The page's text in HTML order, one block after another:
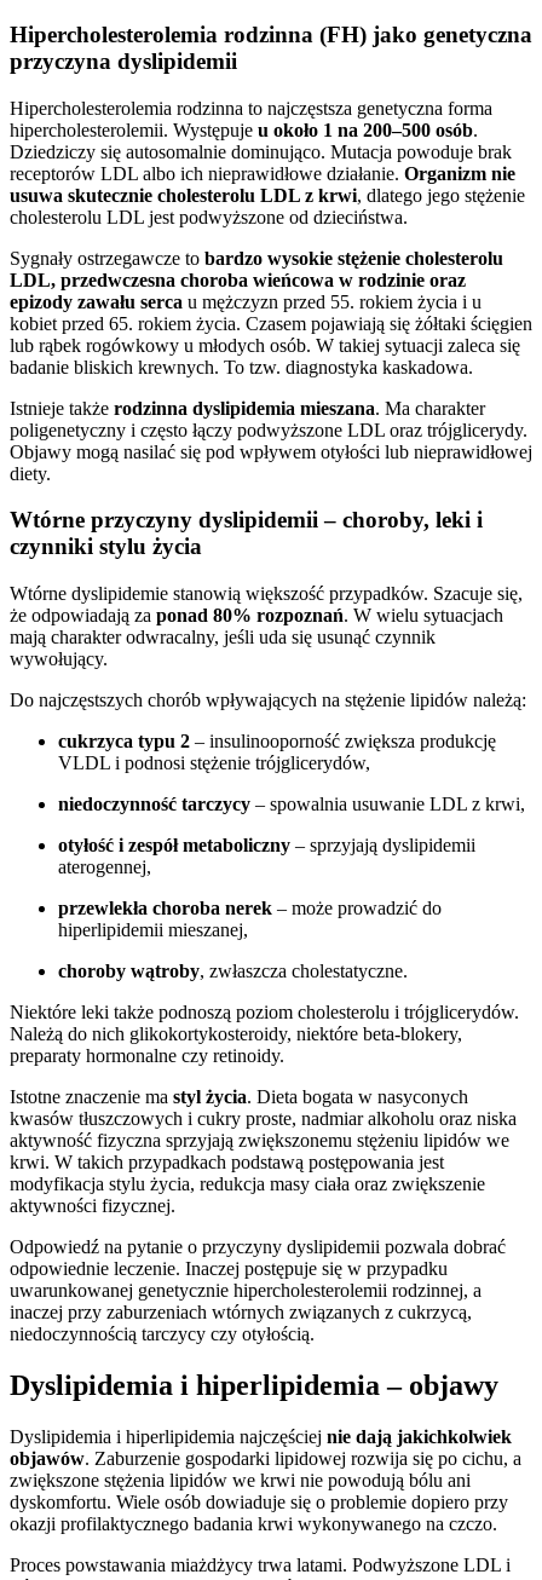
Hipercholesterolemia rodzinna (FH) jako genetyczna
przyczyna dyslipidemii
Hipercholesterolemia rodzinna to najczęstsza genetyczna forma
hipercholesterolemii. Występuje u około 1 na 200–500 osób.
Dziedziczy się autosomalnie dominująco. Mutacja powoduje brak
receptorów LDL albo ich nieprawidłowe działanie. Organizm nie
usuwa skutecznie cholesterolu LDL z krwi, dlatego jego stężenie
cholesterolu LDL jest podwyższone od dzieciństwa.
Sygnały ostrzegawcze to bardzo wysokie stężenie cholesterolu
LDL, przedwczesna choroba wieńcowa w rodzinie oraz
epizody zawału serca u mężczyzn przed 55. rokiem życia i u
kobiet przed 65. rokiem życia. Czasem pojawiają się żółtaki ścięgien
lub rąbek rogówkowy u młodych osób. W takiej sytuacji zaleca się
badanie bliskich krewnych. To tzw. diagnostyka kaskadowa.
Istnieje także rodzinna dyslipidemia mieszana. Ma charakter
poligenetyczny i często łączy podwyższone LDL oraz trójglicerydy.
Objawy mogą nasilać się pod wpływem otyłości lub nieprawidłowej
diety.
Wtórne przyczyny dyslipidemii – choroby, leki i
czynniki stylu życia
Wtórne dyslipidemie stanowią większość przypadków. Szacuje się,
że odpowiadają za ponad 80% rozpoznań. W wielu sytuacjach
mają charakter odwracalny, jeśli uda się usunąć czynnik
wywołujący.
Do najczęstszych chorób wpływających na stężenie lipidów należą:
cukrzyca typu 2 – insulinooporność zwiększa produkcję
VLDL i podnosi stężenie trójglicerydów,
niedoczynność tarczycy – spowalnia usuwanie LDL z krwi,
otyłość i zespół metaboliczny – sprzyjają dyslipidemii
aterogennej,
przewlekła choroba nerek – może prowadzić do
hiperlipidemii mieszanej,
choroby wątroby, zwłaszcza cholestatyczne.
Niektóre leki także podnoszą poziom cholesterolu i trójglicerydów.
Należą do nich glikokortykosteroidy, niektóre beta-blokery,
preparaty hormonalne czy retinoidy.
Istotne znaczenie ma styl życia. Dieta bogata w nasyconych
kwasów tłuszczowych i cukry proste, nadmiar alkoholu oraz niska
aktywność fizyczna sprzyjają zwiększonemu stężeniu lipidów we
krwi. W takich przypadkach podstawą postępowania jest
modyfikacja stylu życia, redukcja masy ciała oraz zwiększenie
aktywności fizycznej.
Odpowiedź na pytanie o przyczyny dyslipidemii pozwala dobrać
odpowiednie leczenie. Inaczej postępuje się w przypadku
uwarunkowanej genetycznie hipercholesterolemii rodzinnej, a
inaczej przy zaburzeniach wtórnych związanych z cukrzycą,
niedoczynnością tarczycy czy otyłością.
Dyslipidemia i hiperlipidemia – objawy
Dyslipidemia i hiperlipidemia najczęściej nie dają jakichkolwiek
objawów. Zaburzenie gospodarki lipidowej rozwija się po cichu, a
zwiększone stężenia lipidów we krwi nie powodują bólu ani
dyskomfortu. Wiele osób dowiaduje się o problemie dopiero przy
okazji profilaktycznego badania krwi wykonywanego na czczo.
Proces powstawania miażdżycy trwa latami. Podwyższone LDL i